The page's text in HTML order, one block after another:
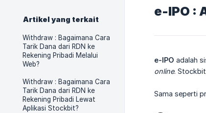
Artikel yang terkait
Withdraw : Bagaimana Cara
Tarik Dana dari RDN ke
Rekening Pribadi Melalui
Web?
Withdraw : Bagaimana Cara
Tarik Dana dari RDN ke
Rekening Pribadi Lewat
Aplikasi Stockbit?
e-IPO :
e-IPO adalah
online.
Sama seperti